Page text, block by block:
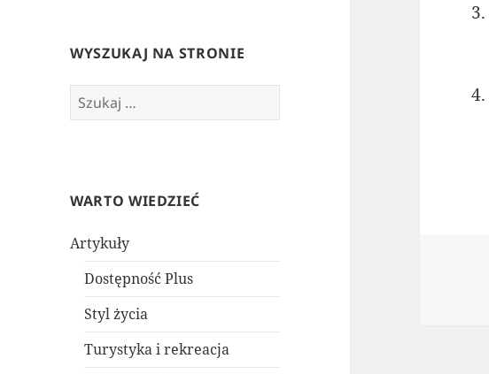
WYSZUKAJ NA STRONIE
Szukaj:
WARTO WIEDZIEĆ
Artykuły
Dostępność Plus
Styl życia
Turystyka i rekreacja